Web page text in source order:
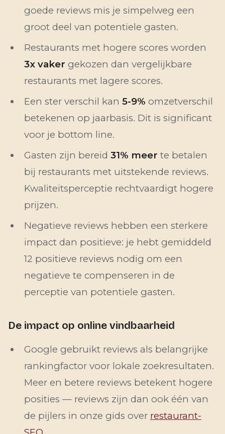
goede reviews mis je simpelweg een
groot deel van potentiele gasten.
Restaurants met hogere scores worden
3x vaker gekozen dan vergelijkbare
restaurants met lagere scores.
Een ster verschil kan 5-9% omzetverschil
betekenen op jaarbasis. Dit is significant
voor je bottom line.
Gasten zijn bereid 31% meer te betalen
bij restaurants met uitstekende reviews.
Kwaliteitsperceptie rechtvaardigt hogere
prijzen.
Negatieve reviews hebben een sterkere
impact dan positieve: je hebt gemiddeld
12 positieve reviews nodig om een
negatieve te compenseren in de
perceptie van potentiele gasten.
De impact op online vindbaarheid
Google gebruikt reviews als belangrijke
rankingfactor voor lokale zoekresultaten.
Meer en betere reviews betekent hogere
posities — reviews zijn dan ook één van
de pijlers in onze gids over restaurant-